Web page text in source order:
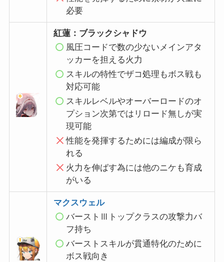
必要
紅蓮：ブラックシャドウ
風圧コードで数の少ないメインアタ
ッカーを担える火力
スキルの特性でザコ処理もボス戦も
対応可能
スキルレベルやオーバーロードのオ
プション次第ではリロード無しが実
現可能
性能を発揮するためには編成が限ら
れる
火力を伸ばす為には他のニケも育成
がいる
マクスウェル
バーストⅢトップクラスの攻撃力バ
フ持ち
バーストスキルが貫通特化のために
ボス戦向き